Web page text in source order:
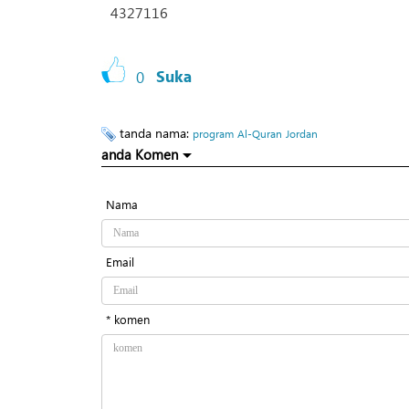
4327116
0 Suka
tanda nama: program Al-Quran Jordan
anda Komen
Nama
Email
* komen